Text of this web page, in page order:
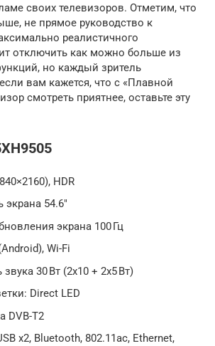
своих телевизоров. Отметим, что
не прямое руководство к
реалистичного
отключить как можно больше из
но каждый зритель
вам кажется, что с «Плавной
смотреть приятнее, оставьте эту
HDR
экрана 54.6″
экрана 100 Гц
Wi-Fi
30 Вт (2х10 + 2х5 Вт)
Direct LED
DVB-T2
x2, Bluetooth, 802.11ac, Ethernet,